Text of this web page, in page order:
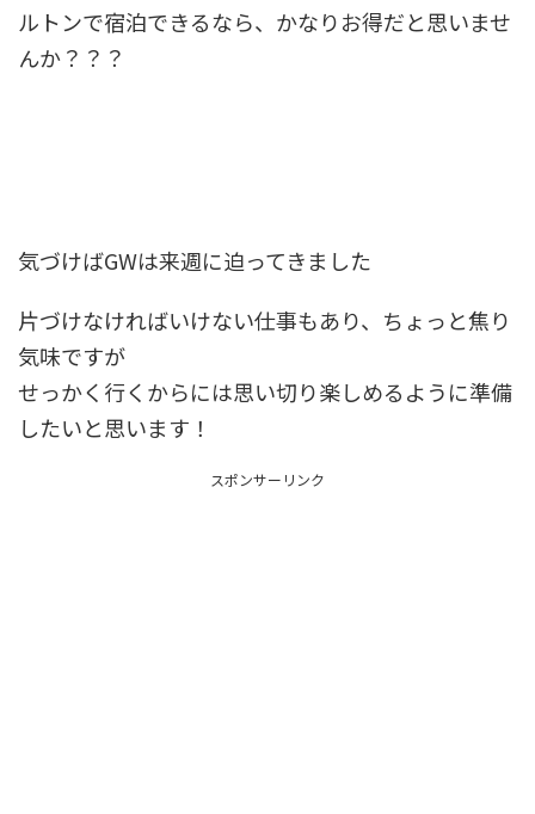
ルトンで宿泊できるなら、かなりお得だと思いませ
んか？？？
気づけばGWは来週に迫ってきました
片づけなければいけない仕事もあり、ちょっと焦り
気味ですが
せっかく行くからには思い切り楽しめるように準備
したいと思います！
スポンサーリンク